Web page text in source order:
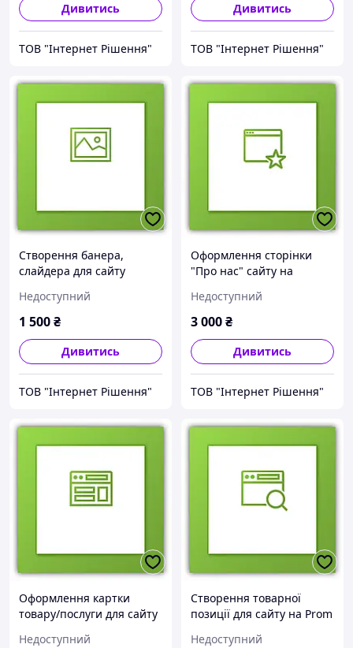
Дивитись
ТОВ "Інтернет Рішення"
Дивитись
ТОВ "Інтернет Рішення"
Створення банера,
слайдера для сайту
Недоступний
1 500₴
Дивитись
ТОВ "Інтернет Рішення"
Оформлення сторінки
"Про нас" сайту на
Недоступний
3 000₴
Дивитись
ТОВ "Інтернет Рішення"
Оформлення картки
товару/послуги для сайту
Недоступний
Створення товарної
позиції для сайту на Prom
Недоступний